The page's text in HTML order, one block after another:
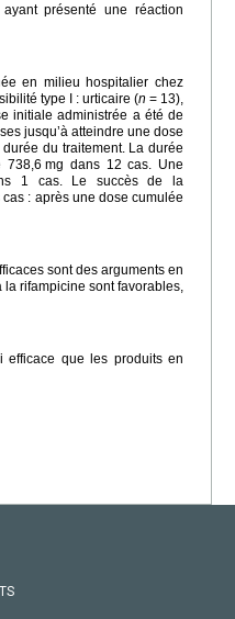
présenté une réaction
en milieu hospitalier chez
type I : urticaire (n = 13),
initiale administrée a été de
jusqu’à atteindre une dose
du traitement. La durée
738,6 mg dans 12 cas. Une
1 cas. Le succès de la
: après une dose cumulée
sont des arguments en
rifampicine sont favorables,
efficace que les produits en